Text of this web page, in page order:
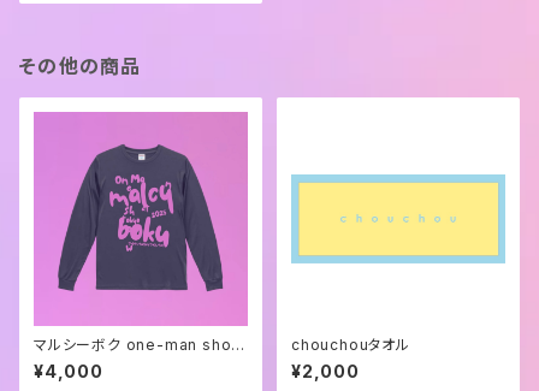
その他の商品
マルシーボク one-man show
"愛されたいより愛したい" ロン
グTシャツ
¥4,000
chouchouタオル
¥2,000